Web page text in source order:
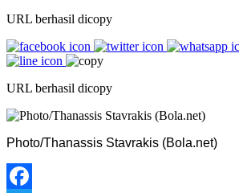
URL berhasil dicopy
URL berhasil dicopy
Photo/Thanassis Stavrakis (Bola.net)